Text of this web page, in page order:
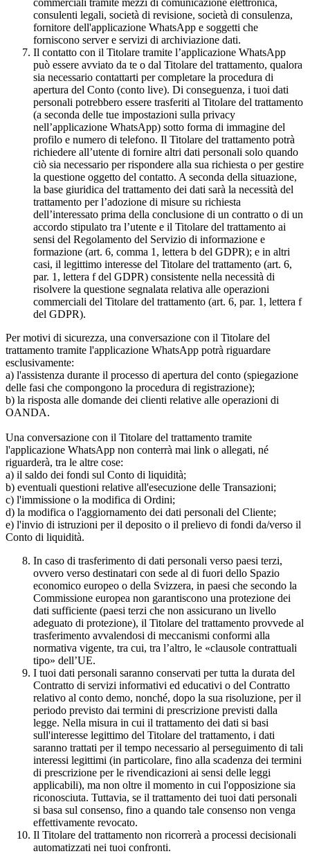
commerciali tramite mezzi di comunicazione elettronica,
consulenti legali, società di revisione, società di consulenza,
fornitore dell'applicazione WhatsApp e soggetti che
forniscono server e servizi di archiviazione dati.
Il contatto con il Titolare tramite l’applicazione WhatsApp
può essere avviato da te o dal Titolare del trattamento, qualora
sia necessario contattarti per completare la procedura di
apertura del Conto (conto live). Di conseguenza, i tuoi dati
personali potrebbero essere trasferiti al Titolare del trattamento
(a seconda delle tue impostazioni sulla privacy
nell’applicazione WhatsApp) sotto forma di immagine del
profilo e numero di telefono. Il Titolare del trattamento potrà
richiedere all’utente di fornire altri dati personali solo quando
ciò sia necessario per rispondere alla sua richiesta o per gestire
la questione oggetto del contatto. A seconda della situazione,
la base giuridica del trattamento dei dati sarà la necessità del
trattamento per l’adozione di misure su richiesta
dell’interessato prima della conclusione di un contratto o di un
accordo stipulato tra l’utente e il Titolare del trattamento ai
sensi del Regolamento del Servizio di informazione e
formazione (art. 6, comma 1, lettera b del GDPR); e in altri
casi, il legittimo interesse del Titolare del trattamento (art. 6,
par. 1, lettera f del GDPR) consistente nella necessità di
risolvere la questione segnalata relativa alle operazioni
commerciali del Titolare del trattamento (art. 6, par. 1, lettera f
del GDPR).
Per motivi di sicurezza, una conversazione con il Titolare del
trattamento tramite l'applicazione WhatsApp potrà riguardare
esclusivamente:
a) l'assistenza durante il processo di apertura del conto (spiegazione
delle fasi che compongono la procedura di registrazione);
b) la risposta alle domande dei clienti relative alle operazioni di
OANDA.
Una conversazione con il Titolare del trattamento tramite
l'applicazione WhatsApp non conterrà mai link o allegati, né
riguarderà, tra le altre cose:
a) il saldo dei fondi sul Conto di liquidità;
b) eventuali questioni relative all'esecuzione delle Transazioni;
c) l'immissione o la modifica di Ordini;
d) la modifica o l'aggiornamento dei dati personali del Cliente;
e) l'invio di istruzioni per il deposito o il prelievo di fondi da/verso il
Conto di liquidità.
In caso di trasferimento di dati personali verso paesi terzi,
ovvero verso destinatari con sede al di fuori dello Spazio
economico europeo o della Svizzera, in paesi che secondo la
Commissione europea non garantiscono una protezione dei
dati sufficiente (paesi terzi che non assicurano un livello
adeguato di protezione), il Titolare del trattamento provvede al
trasferimento avvalendosi di meccanismi conformi alla
normativa vigente, tra cui, tra l’altro, le «clausole contrattuali
tipo» dell’UE.
I tuoi dati personali saranno conservati per tutta la durata del
Contratto di servizi informativi ed educativi o del Contratto
relativo al conto demo, nonché, dopo la sua risoluzione, per il
periodo previsto dai termini di prescrizione previsti dalla
legge. Nella misura in cui il trattamento dei dati si basi
sull'interesse legittimo del Titolare del trattamento, i dati
saranno trattati per il tempo necessario al perseguimento di tali
interessi legittimi (in particolare, fino alla scadenza dei termini
di prescrizione per le rivendicazioni ai sensi delle leggi
applicabili), ma non oltre il momento in cui l'opposizione sia
riconosciuta. Tuttavia, se il trattamento dei tuoi dati personali
si basa sul consenso, fino a quando tale consenso non venga
effettivamente revocato.
Il Titolare del trattamento non ricorrerà a processi decisionali
automatizzati nei tuoi confronti.